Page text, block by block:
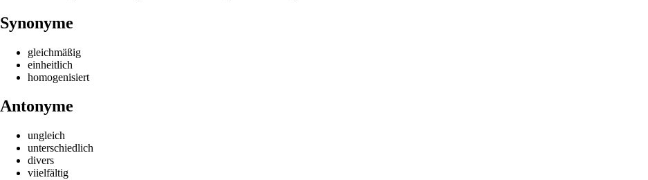
Synonyme
gleichmäßig
einheitlich
homogenisiert
Antonyme
ungleich
unterschiedlich
divers
viielfältig